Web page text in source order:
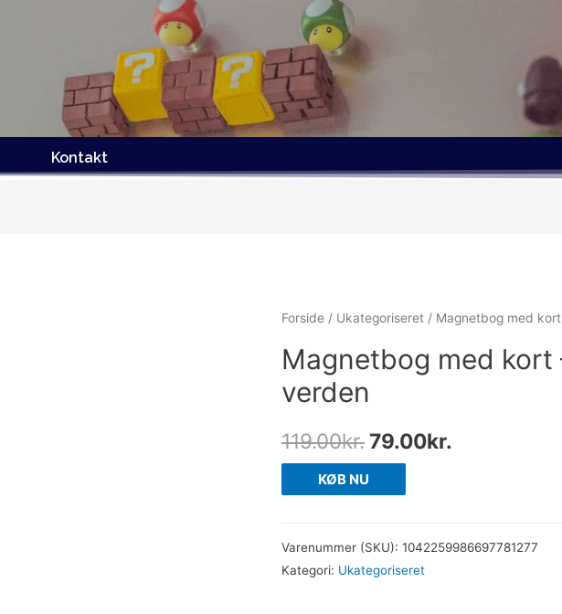
Kontakt
Forside / Ukategoriseret / Magnetbog med
Magnetbog med kort
verden
119.00kr.79.00kr.
KØB NU
Varenummer (SKU): 1042259986697781277
Kategori: Ukategoriseret